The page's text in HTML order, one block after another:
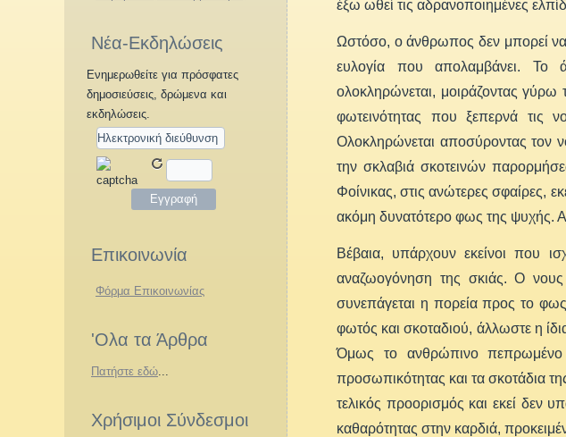
Νέα-Εκδηλώσεις
Ενημερωθείτε για πρόσφατες
δημοσιεύσεις, δρώμενα και
εκδηλώσεις.
Επικοινωνία
Φόρμα Επικοινωνίας
'Ολα τα Άρθρα
Πατήστε εδώ...
Χρήσιμοι Σύνδεσμοι
έξω ωθεί τις αδρανοποιημένες
Ωστόσο, ο άνθρωπος δεν μπορεί
ευλογία που απολαμβάνει. Το
ολοκληρώνεται, μοιράζοντας γύρω
φωτεινότητας που ξεπερνά τις
Ολοκληρώνεται αποσύροντας τον
την σκλαβιά σκοτεινών
Φοίνικας, στις ανώτερες σφαίρες,
ακόμη δυνατότερο φως της ψυχής.
Βέβαια, υπάρχουν εκείνοι που
αναζωογόνηση της σκιάς. Ο νους
συνεπάγεται η πορεία προς το
φωτός και σκοταδιού, άλλωστε η
Όμως το ανθρώπινο πεπρωμένο
προσωπικότητας και τα σκοτάδια
τελικός προορισμός και εκεί δεν
καθαρότητας στην καρδιά,